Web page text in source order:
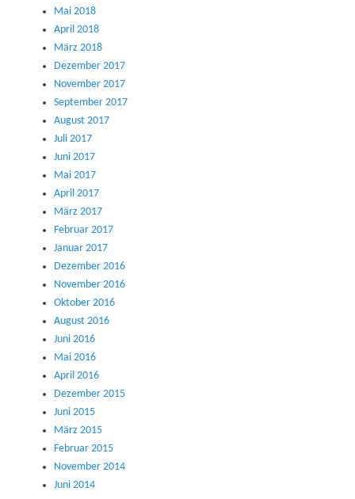
Mai 2018
April 2018
März 2018
Dezember 2017
November 2017
September 2017
August 2017
Juli 2017
Juni 2017
Mai 2017
April 2017
März 2017
Februar 2017
Januar 2017
Dezember 2016
November 2016
Oktober 2016
August 2016
Juni 2016
Mai 2016
April 2016
Dezember 2015
Juni 2015
März 2015
Februar 2015
November 2014
Juni 2014